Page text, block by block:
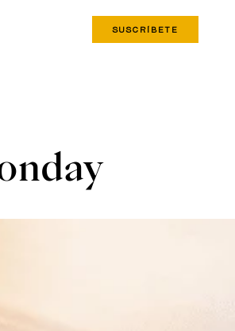
SUSCRÍBETE